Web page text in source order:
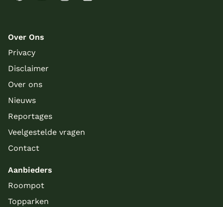
Over Ons
Privacy
Disclaimer
Over ons
Nieuws
Reportages
Veelgestelde vragen
Contact
Aanbieders
Roompot
Topparken